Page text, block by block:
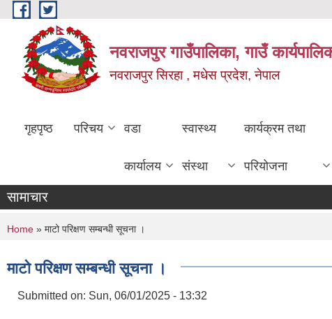
Skip to main content
नवराजपुर गाउँपालिका, गाउँ
नवराजपुर सिरहा , मधेस प्रदेश, नेपाल
गृहपृष्ठ परिचय वडा
कार्यालय
स्वास्थ्य
संस्था
कार्यक्रम तथा
परियोजना
सामाचार सूचि
You are here
Home » माटो परिक्षण सम्बन्धी सूचना ।
माटो परिक्षण सम्बन्धी सूचना ।
Submitted on: Sun, 06/01/2025 - 13:32